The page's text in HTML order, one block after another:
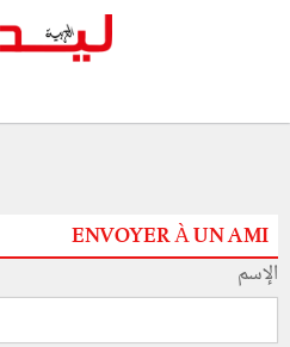
ENVOYER À UN AMI
الإسم